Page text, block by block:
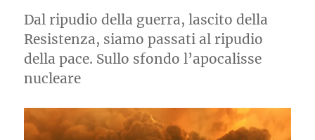
Dal ripudio della guerra, lascito della
Resistenza, siamo passati al ripudio
della pace. Sullo sfondo l’apocalisse
nucleare